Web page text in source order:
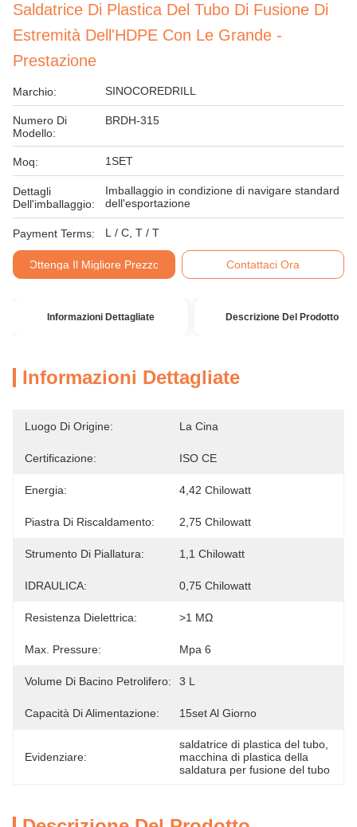
Saldatrice Di Plastica Del Tubo Di Fusione Di
Estremità Dell'HDPE Con Le Grande -
Prestazione
Marchio: SINOCOREDRILL
Numero Di
Modello:
BRDH-315
Moq: 1SET
Dettagli
Dell'imballaggio:
Imballaggio in condizione di navigare standard
dell'esportazione
Payment Terms: L / C, T / T
Ottenga Il Migliore Prezzo Contattaci Ora
Informazioni Dettagliate Descrizione Del Prodotto
Informazioni Dettagliate
Luogo Di Origine: La Cina
Certificazione: ISO CE
Energia: 4,42 Chilowatt
Piastra Di Riscaldamento: 2,75 Chilowatt
Strumento Di Piallatura: 1,1 Chilowatt
IDRAULICA: 0,75 Chilowatt
Resistenza Dielettrica: >1 MΩ
Max. Pressure: Mpa 6
Volume Di Bacino Petrolifero: 3 L
Capacità Di Alimentazione: 15set Al Giorno
Evidenziare:
saldatrice di plastica del tubo
macchina di plastica della
saldatura per fusione del tubo